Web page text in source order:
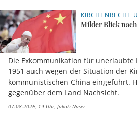
KIRCHENRECHT
Milder Blick
Die Exkommunikation für unerlaubte
1951 auch wegen der Situation der
kommunistischen China eingeführt.
gegenüber dem Land Nachsicht.
07.08.2026, 19 Uhr Jakob Naser